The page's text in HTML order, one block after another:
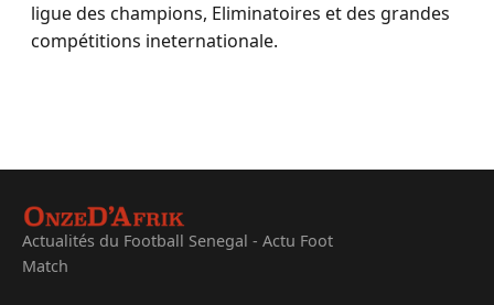
ligue des champions, Eliminatoires et des grandes
compétitions ineternationale.
Actualités du Football Senegal - Actu Foot
Match